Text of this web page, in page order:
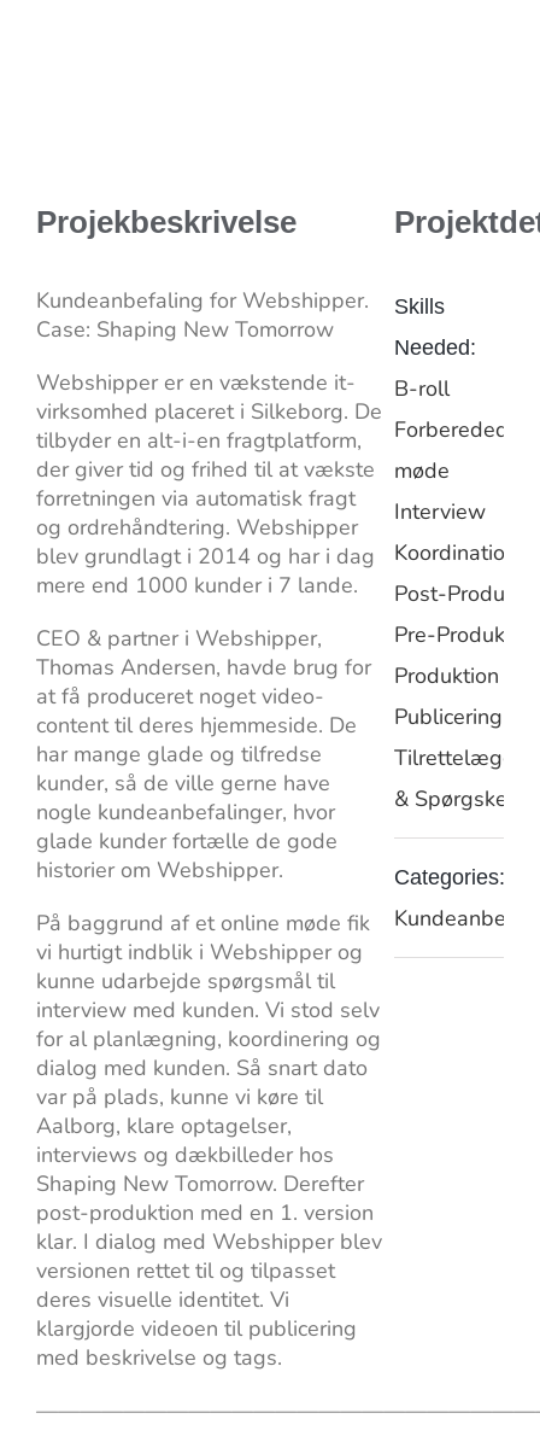
Projekbeskrivelse
Kundeanbefaling for Webshipper.
Case: Shaping New Tomorrow
Webshipper er en vækstende it-
virksomhed placeret i Silkeborg. De
tilbyder en alt-i-en fragtplatform,
der giver tid og frihed til at vækste
forretningen via automatisk fragt
og ordrehåndtering. Webshipper
blev grundlagt i 2014 og har i dag
mere end 1000 kunder i 7 lande.
CEO & partner i Webshipper,
Thomas Andersen, havde brug for
at få produceret noget video-
content til deres hjemmeside. De
har mange glade og tilfredse
kunder, så de ville gerne have
nogle kundeanbefalinger, hvor
glade kunder fortælle de gode
historier om Webshipper.
På baggrund af et online møde fik
vi hurtigt indblik i Webshipper og
kunne udarbejde spørgsmål til
interview med kunden. Vi stod selv
for al planlægning, koordinering og
dialog med kunden. Så snart dato
var på plads, kunne vi køre til
Aalborg, klare optagelser,
interviews og dækbilleder hos
Shaping New Tomorrow. Derefter
post-produktion med en 1. version
klar. I dialog med Webshipper blev
versionen rettet til og tilpasset
deres visuelle identitet. Vi
klargjorde videoen til publicering
med beskrivelse og tags.
Skills
Needed:
B-roll
Forberedede
møde
Interview
Koordination
Post-
Pre-
Produktion
Publicering
& Spørgskema
Categories: